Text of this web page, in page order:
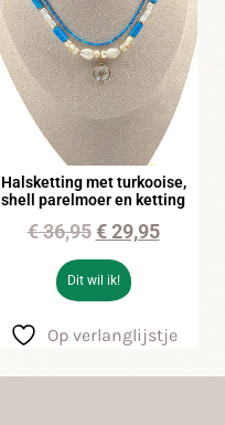
Halsketting met turkooise,
shell parelmoer en ketting
€36,95 €29,95
Dit wil ik!
Op verlanglijstje